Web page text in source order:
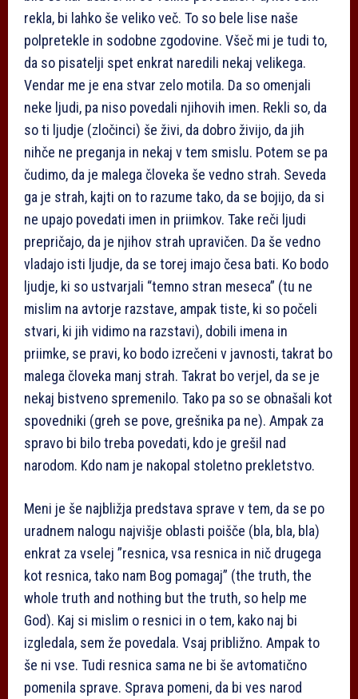
rekla, bi lahko še veliko več. To so bele lise naše
polpretekle in sodobne zgodovine. Všeč mi je tudi to,
da so pisatelji spet enkrat naredili nekaj velikega.
Vendar me je ena stvar zelo motila. Da so omenjali
neke ljudi, pa niso povedali njihovih imen. Rekli so, da
so ti ljudje (zločinci) še živi, da dobro živijo, da jih
nihče ne preganja in nekaj v tem smislu. Potem se pa
čudimo, da je malega človeka še vedno strah. Seveda
ga je strah, kajti on to razume tako, da se bojijo, da si
ne upajo povedati imen in priimkov. Take reči ljudi
prepričajo, da je njihov strah upravičen. Da še vedno
vladajo isti ljudje, da se torej imajo česa bati. Ko bodo
ljudje, ki so ustvarjali “temno stran meseca” (tu ne
mislim na avtorje razstave, ampak tiste, ki so počeli
stvari, ki jih vidimo na razstavi), dobili imena in
priimke, se pravi, ko bodo izrečeni v javnosti, takrat bo
malega človeka manj strah. Takrat bo verjel, da se je
nekaj bistveno spremenilo. Tako pa so se obnašali kot
spovedniki (greh se pove, grešnika pa ne). Ampak za
spravo bi bilo treba povedati, kdo je grešil nad
narodom. Kdo nam je nakopal stoletno prekletstvo.
Meni je še najbližja predstava sprave v tem, da se po
uradnem nalogu najvišje oblasti poišče (bla, bla, bla)
enkrat za vselej ”resnica, vsa resnica in nič drugega
kot resnica, tako nam Bog pomagaj” (the truth, the
whole truth and nothing but the truth, so help me
God). Kaj si mislim o resnici in o tem, kako naj bi
izgledala, sem že povedala. Vsaj približno. Ampak to
še ni vse. Tudi resnica sama ne bi še avtomatično
pomenila sprave. Sprava pomeni, da bi ves narod